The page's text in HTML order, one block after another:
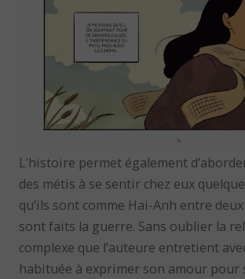
L’histoire permet également
des métis à se sentir chez eux
qu’ils sont comme Hai-Anh entre
sont faits la guerre. Sans oublier la
complexe que l’auteure entretient
habituée à exprimer son amour pour